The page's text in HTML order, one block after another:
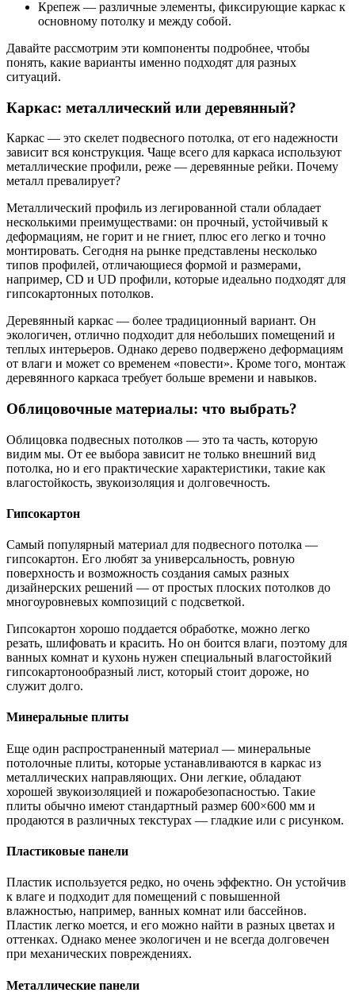
Крепеж — различные элементы, фиксирующие каркас к
основному потолку и между собой.
Давайте рассмотрим эти компоненты подробнее, чтобы
понять, какие варианты именно подходят для разных
ситуаций.
Каркас: металлический или деревянный?
Каркас — это скелет подвесного потолка, от его надежности
зависит вся конструкция. Чаще всего для каркаса используют
металлические профили, реже — деревянные рейки. Почему
металл превалирует?
Металлический профиль из легированной стали обладает
несколькими преимуществами: он прочный, устойчивый к
деформациям, не горит и не гниет, плюс его легко и точно
монтировать. Сегодня на рынке представлены несколько
типов профилей, отличающиеся формой и размерами,
например, CD и UD профили, которые идеально подходят для
гипсокартонных потолков.
Деревянный каркас — более традиционный вариант. Он
экологичен, отлично подходит для небольших помещений и
теплых интерьеров. Однако дерево подвержено деформациям
от влаги и может со временем «повести». Кроме того, монтаж
деревянного каркаса требует больше времени и навыков.
Облицовочные материалы: что выбрать?
Облицовка подвесных потолков — это та часть, которую
видим мы. От ее выбора зависит не только внешний вид
потолка, но и его практические характеристики, такие как
влагостойкость, звукоизоляция и долговечность.
Гипсокартон
Самый популярный материал для подвесного потолка —
гипсокартон. Его любят за универсальность, ровную
поверхность и возможность создания самых разных
дизайнерских решений — от простых плоских потолков до
многоуровневых композиций с подсветкой.
Гипсокартон хорошо поддается обработке, можно легко
резать, шлифовать и красить. Но он боится влаги, поэтому для
ванных комнат и кухонь нужен специальный влагостойкий
гипсокартонообразный лист, который стоит дороже, но
служит долго.
Минеральные плиты
Еще один распространенный материал — минеральные
потолочные плиты, которые устанавливаются в каркас из
металлических направляющих. Они легкие, обладают
хорошей звукоизоляцией и пожаробезопасностью. Такие
плиты обычно имеют стандартный размер 600×600 мм и
продаются в различных текстурах — гладкие или с рисунком.
Пластиковые панели
Пластик используется редко, но очень эффектно. Он устойчив
к влаге и подходит для помещений с повышенной
влажностью, например, ванных комнат или бассейнов.
Пластик легко моется, и его можно найти в разных цветах и
оттенках. Однако менее экологичен и не всегда долговечен
при механических повреждениях.
Металлические панели